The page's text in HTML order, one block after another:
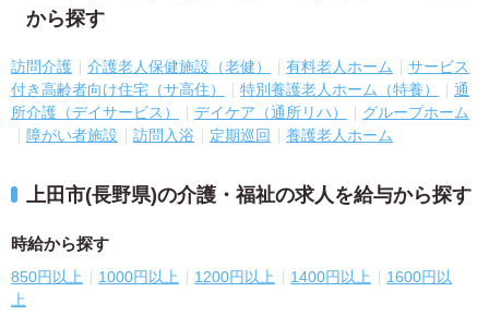
から探す
訪問介護 介護老人保健施設（老健） 有料老人ホーム
サービス
付き高齢者向け住宅（サ高住）
特別養護老人ホーム（特養）
通
所介護（デイサービス）
デイケア（通所リハ）
グループホーム
障がい者施設
訪問入浴 定期巡回 養護老人ホーム
上田市(長野県)の介護・福祉の求人を給与から探す
時給から探す
850円以上 1000円以上 1200円以上 1400円以上
1600円以
上